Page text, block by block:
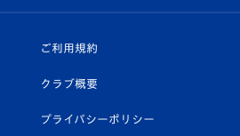
ホームタウン
U-18
ヴィヴィくんインスタグラム
公式LINE＠
ご利用規約
クラブ概要
プライバシーポリシー